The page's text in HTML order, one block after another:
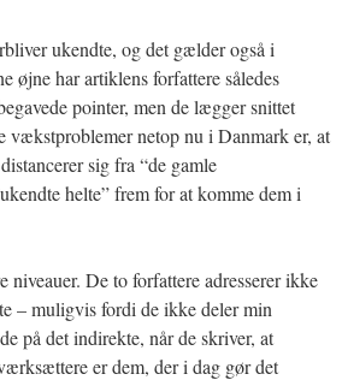
ukendte, og det gælder også i
har artiklens forfattere således
pointer, men de lægger snittet
vækstproblemer netop nu i Danmark er, at
sig fra “de gamle
helte” frem for at komme dem i
niveauer. De to forfattere adresserer ikke
– muligvis fordi de ikke deler min
på det indirekte, når de skriver, at
er dem, der i dag gør det